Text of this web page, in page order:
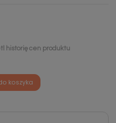
historię cen produktu
koszyka